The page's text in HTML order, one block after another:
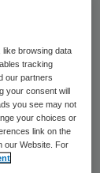
de
Paul
browsing data
tracking
our partners
your consent will
you see may not
your choices or
link on the
our Website. For